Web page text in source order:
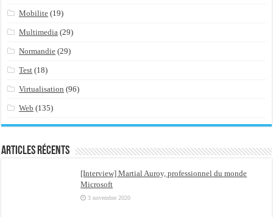
Mobilite (19)
Multimedia (29)
Normandie (29)
Test (18)
Virtualisation (96)
Web (135)
Articles récents
[Interview] Martial Auroy, professionnel du monde
Microsoft
3 novembre 2020